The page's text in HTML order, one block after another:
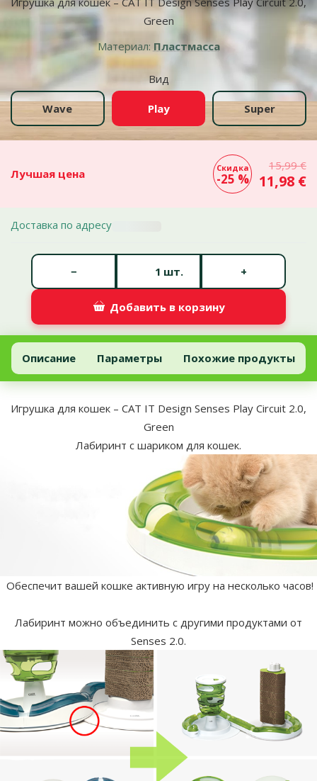
Green
Материал: Пластмасса
Вид
Wave Play Super
Лучшая цена Скидка
-25 %
15,99 €
11,98 €
Доставка по адресу
шт.
− +
Добавить в корзину
Игрушка для кошек – CAT IT Design Senses Play Circuit 2.0, Green
Добавить в корзину
Описание Параметры Похожие продукты
В начало страницы
superzoo.product.detail.content
Игрушка для кошек – CAT IT Design Senses Play Circuit 2.0,
Green
Лабиринт с шариком для кошек.
Обеспечит вашей кошке активную игру на несколько часов!
Лабиринт можно объединить с другими продуктами от
Senses 2.0.